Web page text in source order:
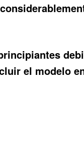
el modelo